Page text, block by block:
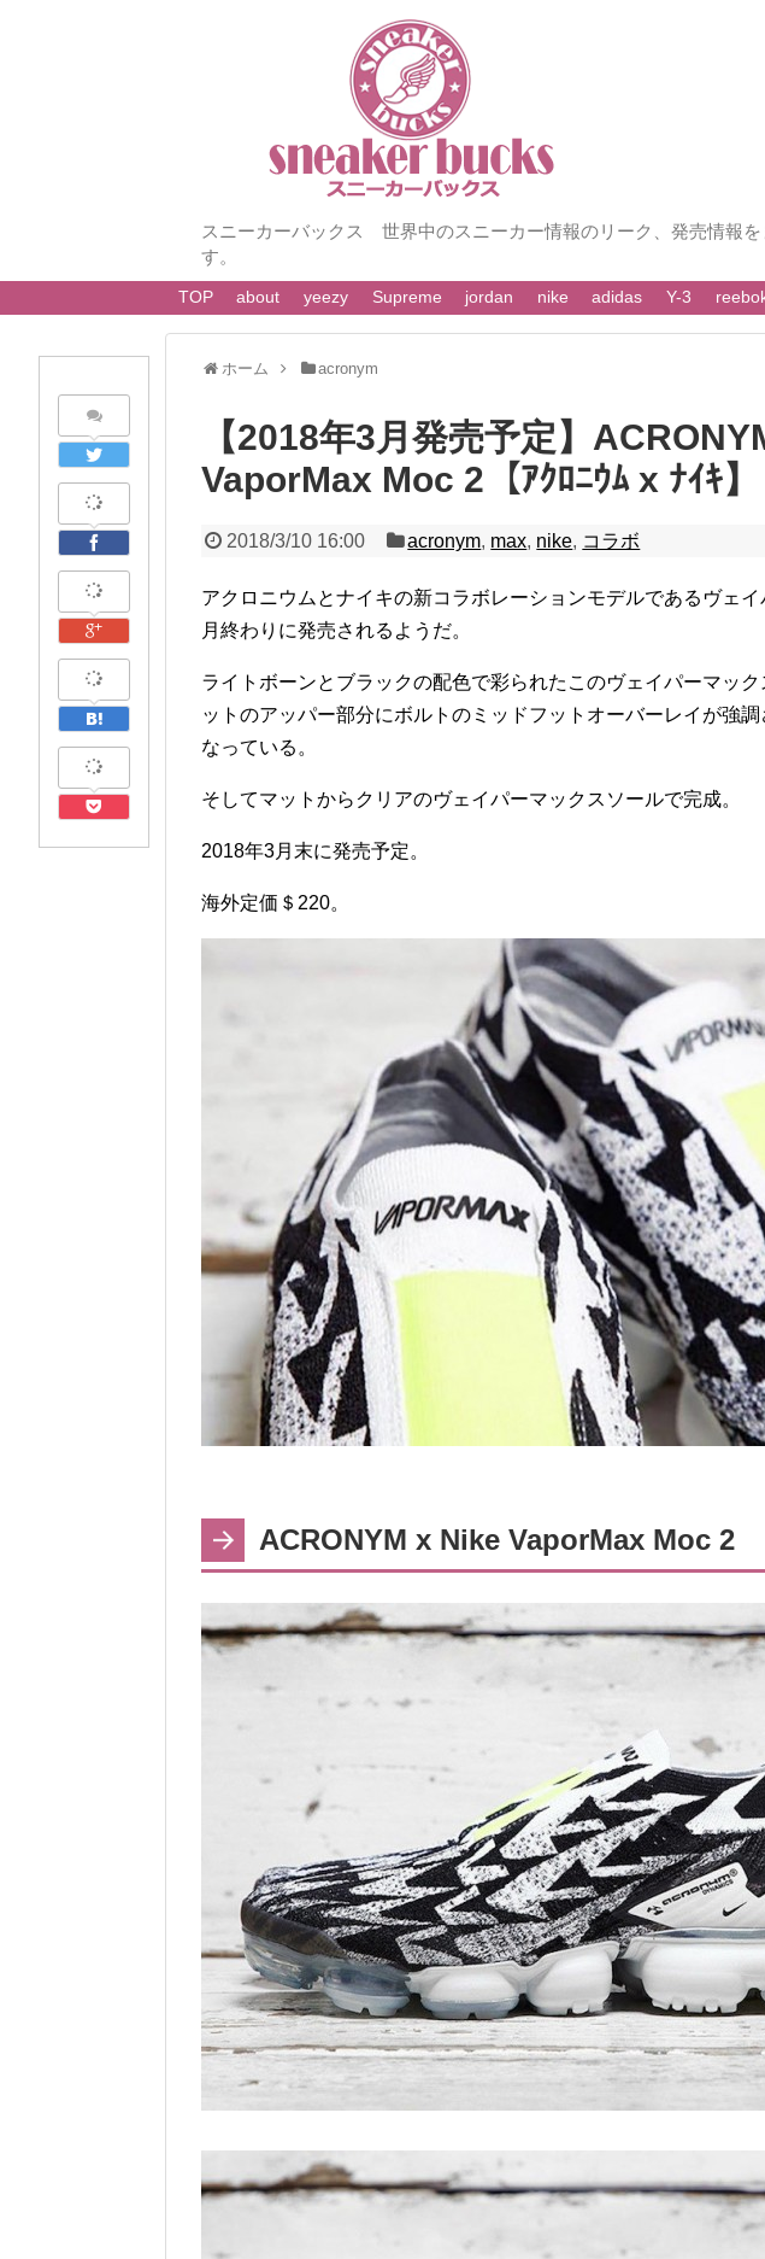
スニーカーバックス 世界中のスニーカー情報のリーク、発売情報
す。
TOP about yeezy Supreme jordan nike adidas Y-3
ホーム acronym
【2018年3月発売予定】
VaporMax Moc 2【ｱｸﾛﾆｳﾑ x ﾅｲｷ】
2018/3/10 16:00 acronym, max, nike, コラボ
アクロニウムとナイキの新コラボレーションモデルであるヴェ
月終わりに発売されるようだ。
ライトボーンとブラックの配色で彩られたこのヴェイパーマッ
ットのアッパー部分にボルトのミッドフットオーバーレイが強
なっている。
そしてマットからクリアのヴェイパーマックスソールで完成。
2018年3月末に発売予定。
海外定価＄220。
ACRONYM x Nike VaporMax Moc 2